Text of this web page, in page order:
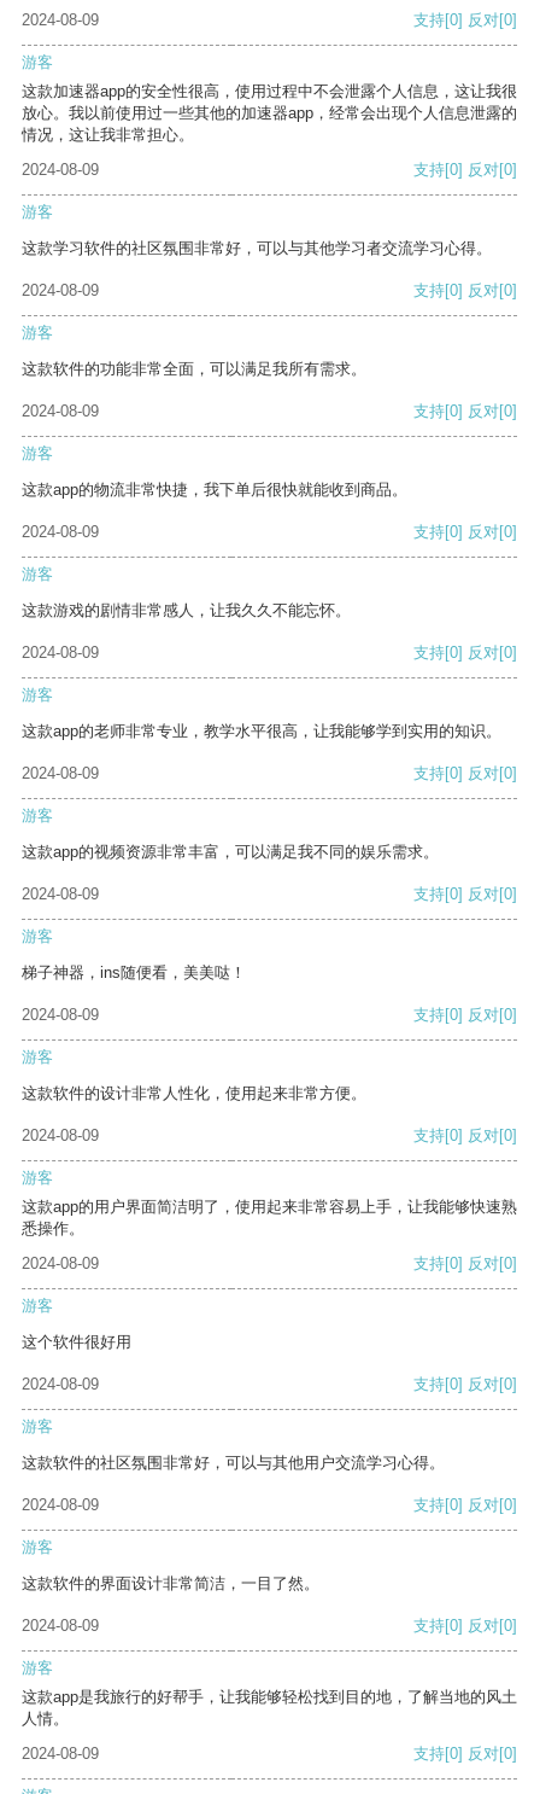
2024-08-09 支持[0] 反对[0]
游客
这款加速器app的安全性很高，使用过程中不会泄露个人信息，这让我很
放心。我以前使用过一些其他的加速器app，经常会出现个人信息泄露的
情况，这让我非常担心。
2024-08-09
支持[0] 反对[0]
游客
这款学习软件的社区氛围非常好，可以与其他学习者交流学习心得。
2024-08-09 支持[0] 反对[0]
游客
这款软件的功能非常全面，可以满足我所有需求。
2024-08-09 支持[0] 反对[0]
游客
这款app的物流非常快捷，我下单后很快就能收到商品。
2024-08-09 支持[0] 反对[0]
游客
这款游戏的剧情非常感人，让我久久不能忘怀。
2024-08-09 支持[0] 反对[0]
游客
这款app的老师非常专业，教学水平很高，让我能够学到实用的知识。
2024-08-09 支持[0] 反对[0]
游客
这款app的视频资源非常丰富，可以满足我不同的娱乐需求。
2024-08-09 支持[0] 反对[0]
游客
梯子神器，ins随便看，美美哒！
2024-08-09 支持[0] 反对[0]
游客
这款软件的设计非常人性化，使用起来非常方便。
2024-08-09 支持[0] 反对[0]
游客
这款app的用户界面简洁明了，使用起来非常容易上手，让我能够快速熟
悉操作。
2024-08-09
支持[0] 反对[0]
游客
这个软件很好用
2024-08-09 支持[0] 反对[0]
游客
这款软件的社区氛围非常好，可以与其他用户交流学习心得。
2024-08-09 支持[0] 反对[0]
游客
这款软件的界面设计非常简洁，一目了然。
2024-08-09 支持[0] 反对[0]
游客
这款app是我旅行的好帮手，让我能够轻松找到目的地，了解当地的风土
人情。
2024-08-09
支持[0] 反对[0]